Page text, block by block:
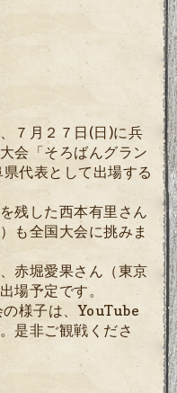
７月２７日(日 )に兵
会「そろばんグラン
代表として出場する
残した西本有里さん
も全国大会に挑みま
赤堀愛果さん（東京
場予定です。
様子は、YouTube
是非ご観戦くださ